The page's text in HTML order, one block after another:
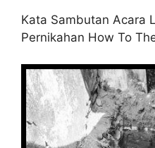
Kata Sambutan Acara
Pernikahan How To